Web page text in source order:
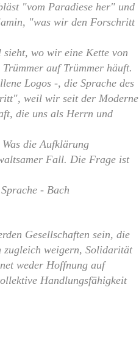
"vom Paradiese her" und
"was wir den Forschritt
sieht, wo wir eine Kette von
auf Trümmer häuft.
Logos -, die Sprache des
weil wir seit der Moderne
die uns als Herrn und
die Aufklärung
Fall. Die Frage ist
- Bach
Gesellschaften sein, die
zugleich weigern, Solidarität
weder Hoffnung auf
Handlungsfähigkeit